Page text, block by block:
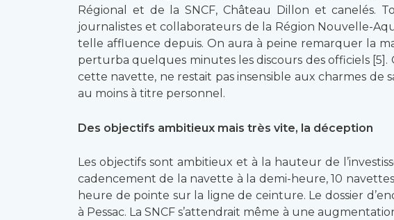
Régional et de la SNCF, Château Dillon et canelés.
journalistes et collaborateurs de la Région Nouvelle-
telle affluence depuis. On aura à peine remarquer la
perturba quelques minutes les discours des officiels
cette navette, ne restait pas insensible aux charmes de
au moins à titre personnel.
Des objectifs ambitieux mais très vite, la déception
Les objectifs sont ambitieux et à la hauteur de
cadencement de la navette à la demi-heure, 10
heure de pointe sur la ligne de ceinture. Le dossier
à Pessac. La SNCF s’attendrait même à une